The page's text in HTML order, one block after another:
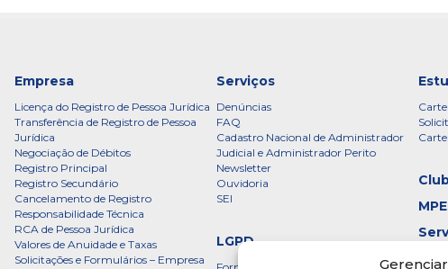
Empresa
Licença do Registro de Pessoa Jurídica
Transferência de Registro de Pessoa
Jurídica
Negociação de Débitos
Registro Principal
Registro Secundário
Cancelamento de Registro
Responsabilidade Técnica
RCA de Pessoa Jurídica
Valores de Anuidade e Taxas
Solicitações e Formulários – Empresa
Serviços
Denúncias
FAQ
Cadastro Nacional de Administrador
Judicial e Administrador Perito
Newsletter
Ouvidoria
SEI
LGPD